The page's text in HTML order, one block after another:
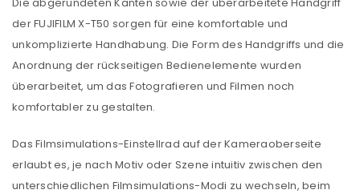
der FUJIFILM X-T50 sorgen für eine komfortable und
unkomplizierte Handhabung. Die Form des Handgriffs und die
Anordnung der rückseitigen Bedienelemente wurden
überarbeitet, um das Fotografieren und Filmen noch
komfortabler zu gestalten.
Das Filmsimulations-Einstellrad auf der Kameraoberseite
erlaubt es, je nach Motiv oder Szene intuitiv zwischen den
unterschiedlichen Filmsimulations-Modi zu wechseln, beim